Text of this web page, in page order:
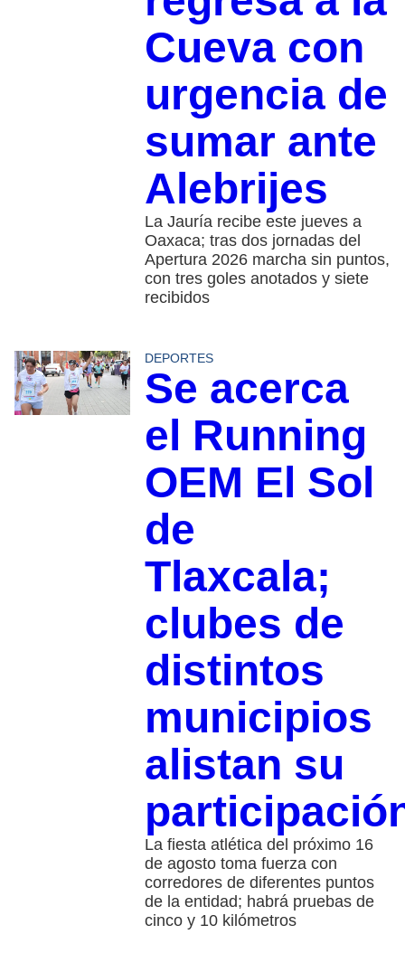
Cueva con
urgencia de
sumar ante
Alebrijes
La Jauría recibe este jueves a
Oaxaca; tras dos jornadas del
Apertura 2026 marcha sin puntos,
con tres goles anotados y siete
recibidos
DEPORTES
Se acerca
el Running
OEM El Sol
de
Tlaxcala;
clubes de
distintos
municipios
alistan su
La fiesta atlética del próximo 16
de agosto toma fuerza con
corredores de diferentes puntos
de la entidad; habrá pruebas de
cinco y 10 kilómetros